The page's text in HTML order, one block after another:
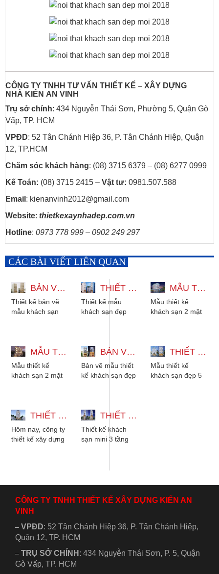
CÔNG TY TNHH TƯ VẤN THIẾT KẾ – XÂY DỰNG
NHÀ KIẾN AN VINH
Trụ sở chính: 434 Nguyễn Thái Sơn, Phường 5, Quận Gò
Vấp, TP. HCM
VPĐD: 52 Tân Chánh Hiệp 36, P. Tân Chánh Hiệp, Quận
12, TP.HCM
Chăm sóc khách hàng: (08) 3715 6379 – (08) 6277 0999
Kế Toán: (08) 3715 2415 – Vật tư: 0981.507.588
Email : kienanvinh2012@gmail.com
Website: thietkexaynhadep.com.vn
Hotline: 0973 778 999 – 0902 249 297
CÁC BÀI VIẾT LIÊN QUAN
BẢN VẼ MẪU KHÁCH SẠN MẶT TIỀN 12M 6 TẦNG
Thiết kế bản vẽ
mẫu khách sạn
kế...
THIẾT KẾ MẪU KHÁCH SẠN ĐẸP TÂN CỔ ĐIỂN TẠI PHAN THIẾT 7X20M
Thiết kế mẫu
khách sạn đẹp
những chủ
MẪU THIẾT KẾ KHÁCH SẠN 2 MẶT TIỀN ĐẸP SANG TRỌNG
Mẫu thiết kế
khách sạn 2 mặt
hút...
MẪU THIẾT KẾ KHÁCH SẠN 2 MẶT TIỀN PHONG CÁCH TÂN CỔ ĐIỂN
Mẫu thiết kế
khách sạn 2 mặt
hợp cho...
BẢN VẼ MẪU THIẾT KẾ KHÁCH SẠN ĐẸP TÂN CỔ ĐIỂN MINI
Bản vẽ mẫu thiết
kế khách sạn đẹp
THIẾT KẾ KHÁCH SẠN 5 TẦNG ĐẸP CÓ TẦNG BÁN HẦM TẠI CÔN ĐẢO
Mẫu thiết kế
khách sạn đẹp 5
THIẾT KẾ KHÁCH SẠN 6 TẦNG PHONG CÁCH TÂN CỔ ĐIỂN ĐẸP
Hôm nay, công ty
thiết kế xây dựng
THIẾT KẾ KHÁCH SẠN MINI ĐẸP TẠI HUẾ | MẪU KHÁCH SẠN TÂN CỔ ĐIỂN
Thiết kế khách
sạn mini 3 tầng
CÔNG TY TNHH THIẾT KẾ XÂY DỰNG KIẾN AN
VINH
–VPĐD: 52 Tân Chánh Hiệp 36, P. Tân Chánh Hiệp,
Quận 12, TP. HCM
– TRỤ SỞ CHÍNH :434 Nguyễn Thái Sơn, P. 5, Quận
Gò Vấp, TP. HCM